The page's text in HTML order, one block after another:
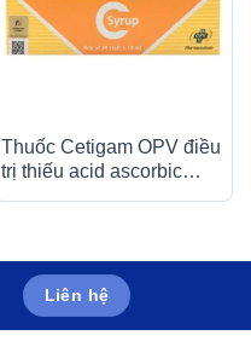
Thuốc Cetigam OPV điều
trị thiếu acid ascorbic
Liên hệ